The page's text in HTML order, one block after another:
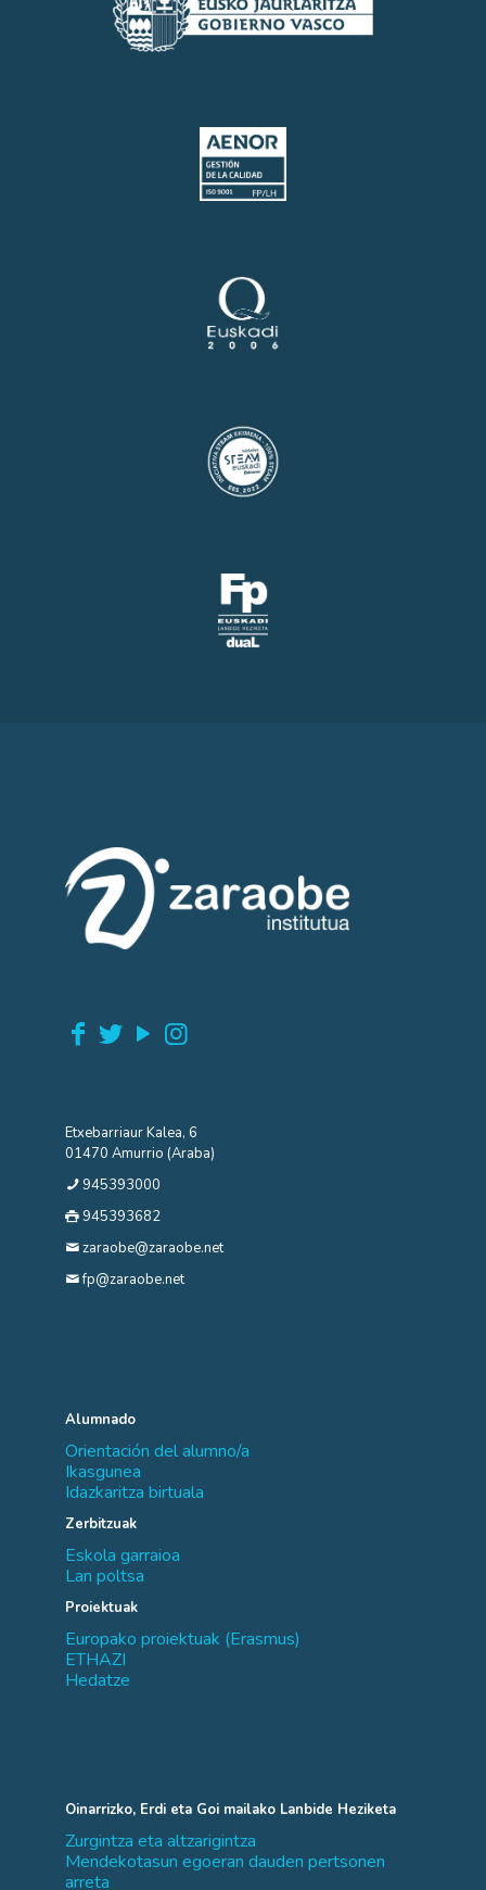
Etxebarriaur Kalea, 6
01470 Amurrio (Araba)
945393000
945393682
zaraobe@zaraobe.net
fp@zaraobe.net
Alumnado
Orientación del alumno/a
Ikasgunea
Idazkaritza birtuala
Zerbitzuak
Eskola garraioa
Lan poltsa
Proiektuak
Europako proiektuak (Erasmus)
ETHAZI
Hedatze
Oinarrizko, Erdi eta Goi mailako Lanbide Heziketa
Zurgintza eta altzarigintza
Mendekotasun egoeran dauden pertsonen
arreta